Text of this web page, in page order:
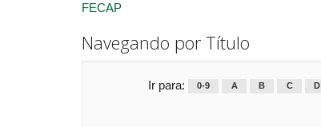
FECAP
Navegando por Título
Ir para: 0-9 A B C D